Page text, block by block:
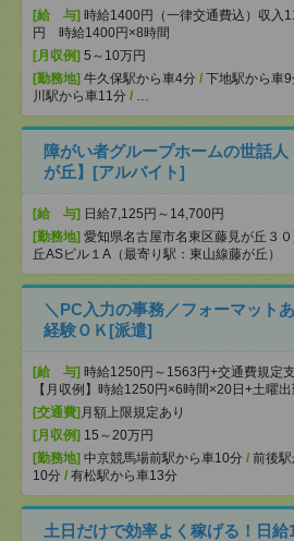
[給 与] 時給1400円（一律交通費込）収入
円 時給1400円×8時間
[月収例] 5～10万円
[勤務地] 牛久保駅から車4分 / 下地駅から車
川駅から車11分 / …
障がい者グループホームの世話
が丘】[アルバイト]
[給 与] 日給7,125円～14,700円
[勤務地] 愛知県名古屋市名東区藤見が丘３
丘ASビル１A（最寄り駅：東山線藤が丘）
＼PC入力の事務／フォーマット
経験ＯＫ[派遣]
[給 与] 時給1250円～1563円+交通費規定
【月収例】時給1250円×6時間×20日+土曜出
[交通費] 月額上限規定あり
[月収例] 15～20万円
[勤務地] 中京競馬場前駅から車10分 / 前後
10分 / 有松駅から車13分
土日だけで効率よく稼げる！日給